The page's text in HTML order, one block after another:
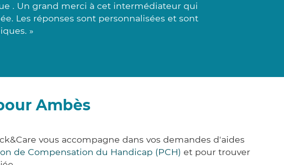
. Un grand merci à cet intermédiateur qui
Les réponses sont personnalisées et sont
»
Ambès
vous accompagne dans vos demandes d'aides
de Compensation du Handicap (PCH) et pour trouver